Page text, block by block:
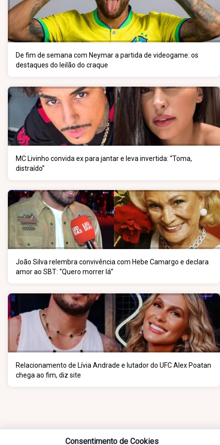
De fim de semana com Neymar a partida de videogame: os
destaques do leilão do craque
MC Livinho convida ex para jantar e leva invertida: “Toma,
distraído”
João Silva relembra convivência com Hebe Camargo e declara
amor ao SBT: “Quero morrer lá”
Relacionamento de Lívia Andrade e lutador do UFC Alex Poatan
chega ao fim, diz site
Consentimento de Cookies